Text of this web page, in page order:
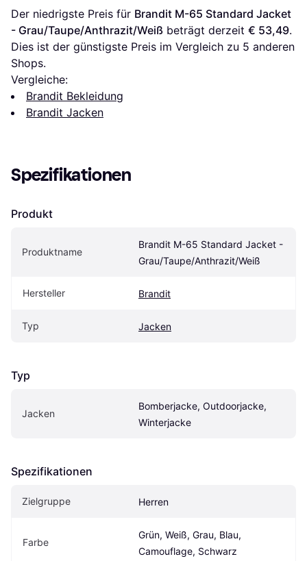
Der niedrigste Preis für Brandit M-65 Standard Jacket
- Grau/Taupe/Anthrazit/Weiß beträgt derzeit € 53,49.
Dies ist der günstigste Preis im Vergleich zu 5 anderen
Shops.
Vergleiche:
Brandit Bekleidung
Brandit Jacken
Spezifikationen
Produkt
Produktname
Brandit M-65 Standard Jacket -
Grau/Taupe/Anthrazit/Weiß
Hersteller Brandit
Typ Jacken
Typ
Jacken
Bomberjacke, Outdoorjacke,
Winterjacke
Spezifikationen
Zielgruppe Herren
Farbe
Grün, Weiß, Grau, Blau,
Camouflage, Schwarz